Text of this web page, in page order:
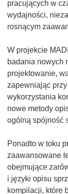
pracujących w
wydajności,
rosnącym
W projekcie
badania nowych
projektowanie,
zapewniając
wykorzystania
nowe metody
ogólną spójność
Ponadto w toku
zaawansowane
obejmujące
i języki opisu
kompilacji, które